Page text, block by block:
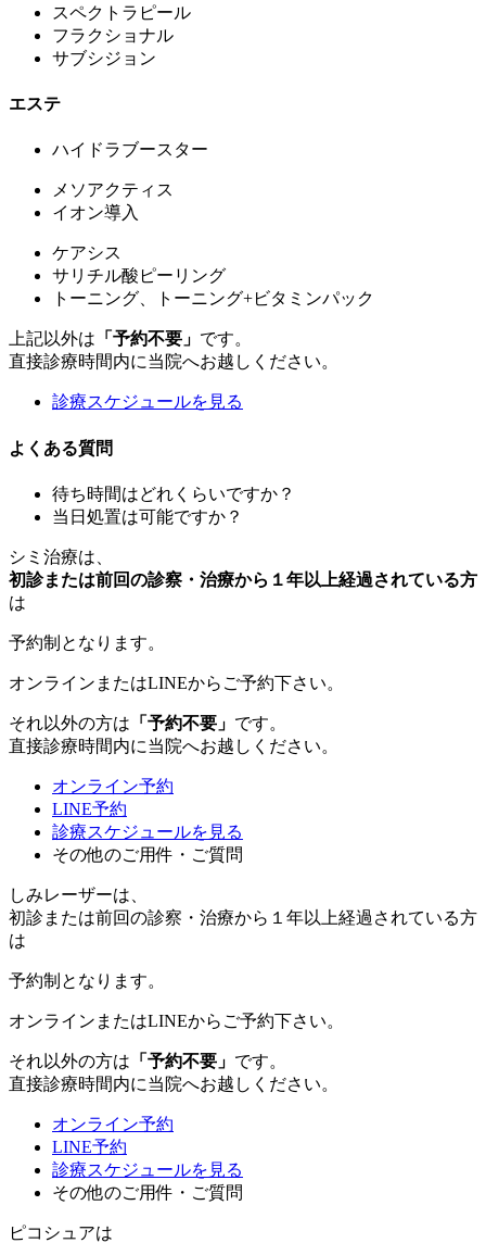
スペクトラピール
フラクショナル
サブシジョン
エステ
ハイドラブースター
メソアクティス
イオン導入
ケアシス
サリチル酸ピーリング
トーニング、トーニング+ビタミンパック
上記以外は 「予約不要」 です。
直接診療時間内に当院へお越しください。
診療スケジュールを見る
よくある質問
待ち時間はどれくらいですか？
当日処置は可能ですか？
シミ治療は、
初診または前回の診察・治療から１年以上経過されている方
は
予約制 となります。
オンラインまたはLINEからご予約下さい。
それ以外の方は 「予約不要」 です。
直接診療時間内に当院へお越しください。
オンライン予約
LINE予約
診療スケジュールを見る
その他のご用件・ご質問
しみレーザーは、
初診または前回の診察・治療から１年以上経過されている方
は
予約制 となります。
オンラインまたはLINEからご予約下さい。
それ以外の方は 「予約不要」 です。
直接診療時間内に当院へお越しください。
オンライン予約
LINE予約
診療スケジュールを見る
その他のご用件・ご質問
ピコシュアは